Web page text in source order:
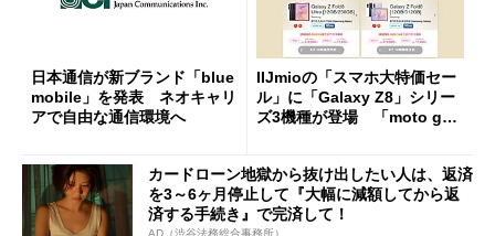
日本通信が新ブランド「blue
mobile」を発表 ネオキャリ
アで自由な通信環境へ
IIJmioの「スマホ大特価セー
ル」に「Galaxy Z8」シリー
ズ3機種が登場 「moto g37
カードローン地獄から抜け出したい人は、返済
を3～6ヶ月停止して『大幅に減額してから返
済する手続き』で完済して！
AD（渋谷法務総合事務所）